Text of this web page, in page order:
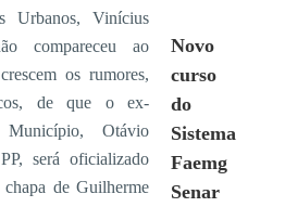
Urbanos, Vinícius
compareceu ao
os rumores,
de que o ex-
Município, Otávio
será oficializado
de Guilherme
Novo
curso
do
Sistema
Faemg
Senar